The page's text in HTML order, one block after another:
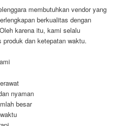
membutuhkan vendor yang
berkualitas dengan
karena itu, kami selalu
produk dan ketepatan waktu.
nyaman
besar